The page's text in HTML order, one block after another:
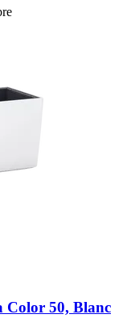
Color 50, Blanc